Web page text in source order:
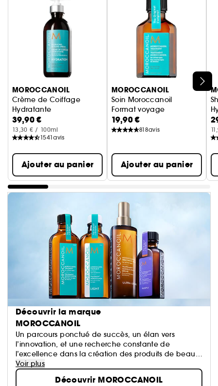
Ignorer le carrousel produits
MOROCCANOIL
Crème de Coiffage
Hydratante
39,90 €
13,30 € / 100ml
1541avis
Ajouter au panier
MOROCCANOIL
Soin Moroccanoil
Format voyage
19,90 €
818avis
Ajouter au panier
Découvrir la marque
MOROCCANOIL
Un parcours ponctué de succès, un élan vers
l’innovation, et une recherche constante de
l’excellence dans la création des produits de beauté
infusés d’huile ont façonné une marque désormais
érigée au rang d’icône : Moroccanoil.
Voir plus
Découvrir MOROCCANOIL